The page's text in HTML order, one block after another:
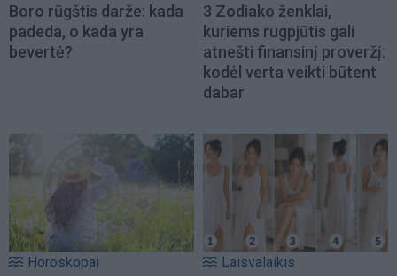
Boro rūgštis darže: kada
padeda, o kada yra
bevertė?
3 Zodiako ženklai,
kuriems rugpjūtis gali
atnešti finansinį proveržį:
kodėl verta veikti būtent
dabar
Horoskopai Laisvalaikis